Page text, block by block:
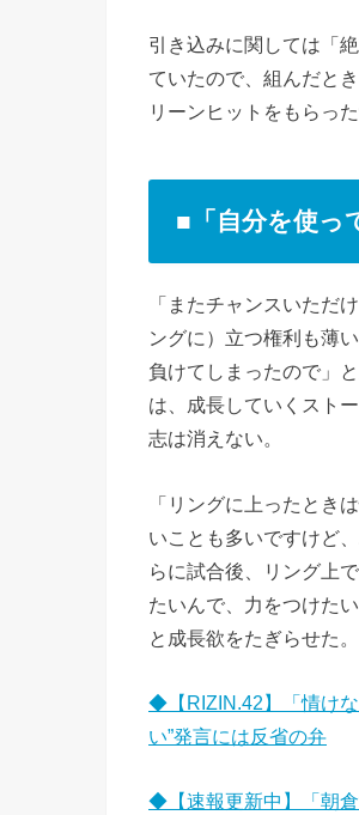
引き込みに関しては「
ていたので、組んだと
リーンヒットをもらっ
■「自分を使っ
「またチャンスいただ
ングに）立つ権利も薄
負けてしまったので」
は、成長していくスト
志は消えない。
「リングに上ったとき
いことも多いですけど
らに試合後、リング上
たいんで、力をつけた
と成長欲をたぎらせた。
◆【RIZIN.42】「情け
い”発言には反省の弁
◆【速報更新中】「朝